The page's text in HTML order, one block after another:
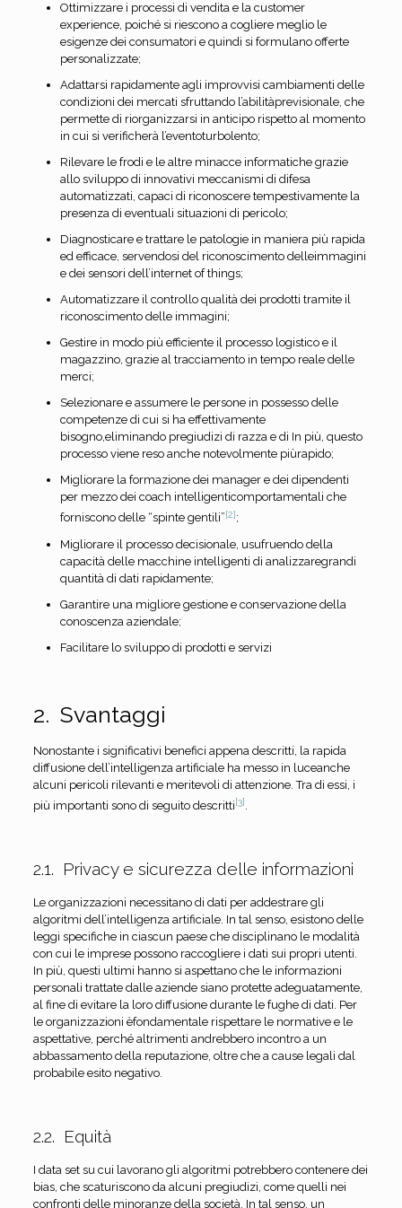
Ottimizzare i processi di vendita e la customer
experience, poiché si riescono a cogliere meglio le
esigenze dei consumatori e quindi si formulano offerte
personalizzate;
Adattarsi rapidamente agli improvvisi cambiamenti delle
condizioni dei mercati sfruttando l’abilitàprevisionale, che
permette di riorganizzarsi in anticipo rispetto al momento
in cui si verificherà l’eventoturbolento;
Rilevare le frodi e le altre minacce informatiche grazie
allo sviluppo di innovativi meccanismi di difesa
automatizzati, capaci di riconoscere tempestivamente la
presenza di eventuali situazioni di pericolo;
Diagnosticare e trattare le patologie in maniera più rapida
ed efficace, servendosi del riconoscimento delleimmagini
e dei sensori dell’internet of things;
Automatizzare il controllo qualità dei prodotti tramite il
riconoscimento delle immagini;
Gestire in modo più efficiente il processo logistico e il
magazzino, grazie al tracciamento in tempo reale delle
merci;
Selezionare e assumere le persone in possesso delle
competenze di cui si ha effettivamente
bisogno,eliminando pregiudizi di razza e di In più, questo
processo viene reso anche notevolmente piùrapido;
Migliorare la formazione dei manager e dei dipendenti
per mezzo dei coach intelligenticomportamentali che
forniscono delle “spinte gentili”[2];
Migliorare il processo decisionale, usufruendo della
capacità delle macchine intelligenti di analizzaregrandi
quantità di dati rapidamente;
Garantire una migliore gestione e conservazione della
conoscenza aziendale;
Facilitare lo sviluppo di prodotti e servizi
2. Svantaggi
Nonostante i significativi benefici appena descritti, la rapida
diffusione dell’intelligenza artificiale ha messo in luceanche
alcuni pericoli rilevanti e meritevoli di attenzione. Tra di essi, i
più importanti sono di seguito descritti[3]
2.1. Privacy e sicurezza delle informazioni
Le organizzazioni necessitano di dati per addestrare gli
algoritmi dell’intelligenza artificiale. In tal senso, esistono delle
leggi specifiche in ciascun paese che disciplinano le modalità
con cui le imprese possono raccogliere i dati sui propri utenti.
In più, questi ultimi hanno si aspettano che le informazioni
personali trattate dalle aziende siano protette adeguatamente,
al fine di evitare la loro diffusione durante le fughe di dati. Per
le organizzazioni èfondamentale rispettare le normative e le
aspettative, perché altrimenti andrebbero incontro a un
abbassamento della reputazione, oltre che a cause legali dal
probabile esito negativo.
2.2. Equità
I data set su cui lavorano gli algoritmi potrebbero contenere dei
bias, che scaturiscono da alcuni pregiudizi, come quelli nei
confronti delle minoranze della società. In tal senso, un